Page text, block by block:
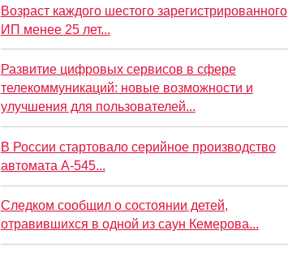
Возраст каждого шестого зарегистрированного
ИП менее 25 лет...
Развитие цифровых сервисов в сфере
телекоммуникаций: новые возможности и
улучшения для пользователей...
В России стартовало серийное производство
автомата А-545...
Следком сообщил о состоянии детей,
отравившихся в одной из саун Кемерова...